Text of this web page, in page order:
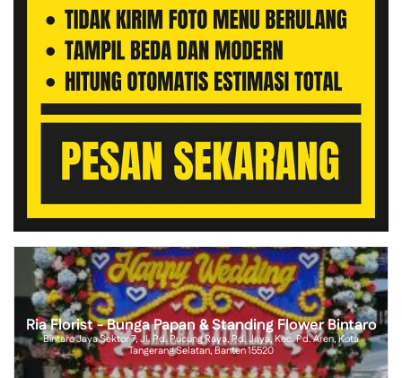
Ria Florist - Bunga Papan & Standing Flower Bintaro
Bintaro Jaya Sektor 7, Jl. Pd. Pucung Raya, Pd. Jaya, Kec. Pd. Aren, Kota
Tangerang Selatan, Banten 15520